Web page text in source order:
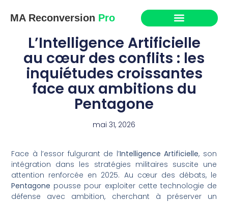
MA Reconversion Pro
L’Intelligence Artificielle
au cœur des conflits : les
inquiétudes croissantes
face aux ambitions du
Pentagone
mai 31, 2026
Face à l’essor fulgurant de l’Intelligence Artificielle, son
intégration dans les stratégies militaires suscite une
attention renforcée en 2025. Au cœur des débats, le
Pentagone pousse pour exploiter cette technologie de
défense avec ambition, cherchant à préserver un